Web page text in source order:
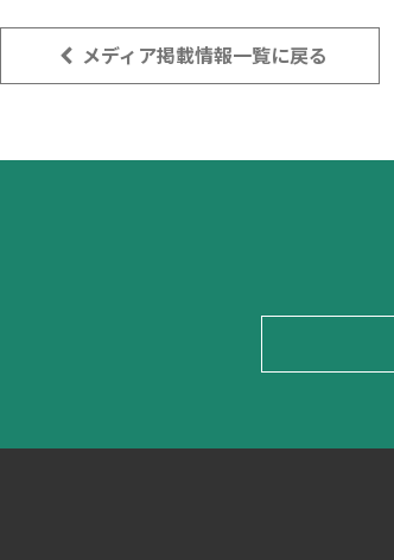
メディア掲載情報一覧に戻る